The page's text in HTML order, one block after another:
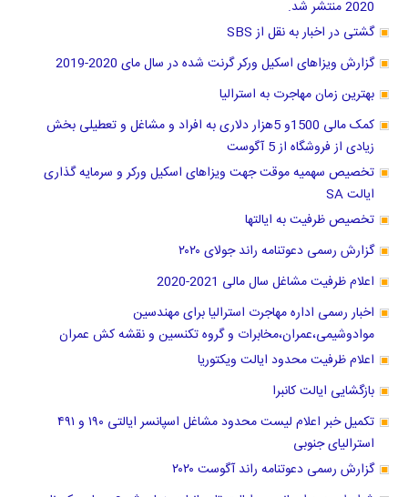
2020 منتشر شد.
گشتی در اخبار به نقل از SBS
گزارش ویزاهای اسکیل ورکر گرنت شده در سال مای 2020-2019
بهترین زمان مهاجرت به استرالیا
کمک مالی 1500و 5هزار دلاری به افراد و مشاغل و تعطیلی بخش
زیادی از فروشگاه از 5 آگوست
تخصیص سهمیه موقت جهت ویزاهای اسکیل ورکر و سرمایه گذاری
ایالت SA
تخصیص ظرفیت به ایالتها
گزارش رسمی دعوتنامه راند جولای ۲۰۲۰
اعلام ظرفیت مشاغل سال مالی 2021-2020
اخبار رسمی اداره مهاجرت استرالیا برای مهندسین
موادوشیمی،عمران،مخابرات و گروه تکنسین و نقشه کش عمران
اعلام ظرفیت محدود ایالت ویکتوریا
بازگشایی ایالت کانبرا
تکمیل خبر اعلام لیست محدود مشاغل اسپانسر ایالتی ۱۹۰ و ۴۹۱
استرالیای جنوبی
گزارش رسمی دعوتنامه راند آگوست ۲۰۲۰